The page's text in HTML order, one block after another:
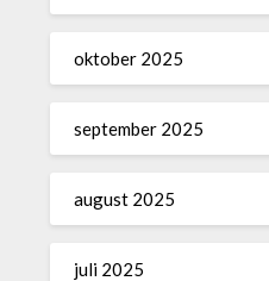
oktober 2025
september 2025
august 2025
juli 2025